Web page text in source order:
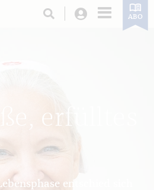
Login ABO
erfülltes
entschied sich